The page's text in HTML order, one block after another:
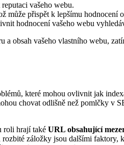
vašeho webu.
může přispět k lepšímu hodnocení
hodnocení vašeho webu
obsah vašeho vlastního webu,
které mohou ovlivnit jak
chovat odlišně než pomlčky v
roli hrají také URL obsahující
záložky jsou dalšími faktory,